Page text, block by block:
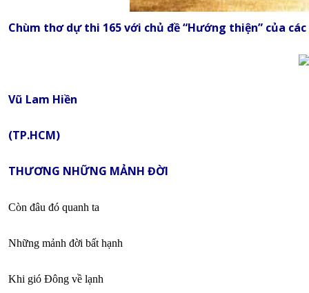
Chùm thơ dự thi 165 với chủ đề “Hướng thiện” của
Vũ Lam Hiền
(TP.HCM)
THƯƠNG NHỮNG MẢNH ĐỜI
Còn đâu đó quanh ta
Những mảnh đời bất hạnh
Khi gió Đông về lạnh